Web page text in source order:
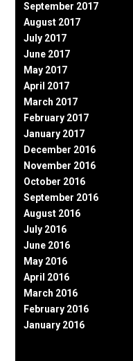
September 2017
August 2017
July 2017
June 2017
May 2017
April 2017
March 2017
February 2017
January 2017
December 2016
November 2016
October 2016
September 2016
August 2016
July 2016
June 2016
May 2016
April 2016
March 2016
February 2016
January 2016